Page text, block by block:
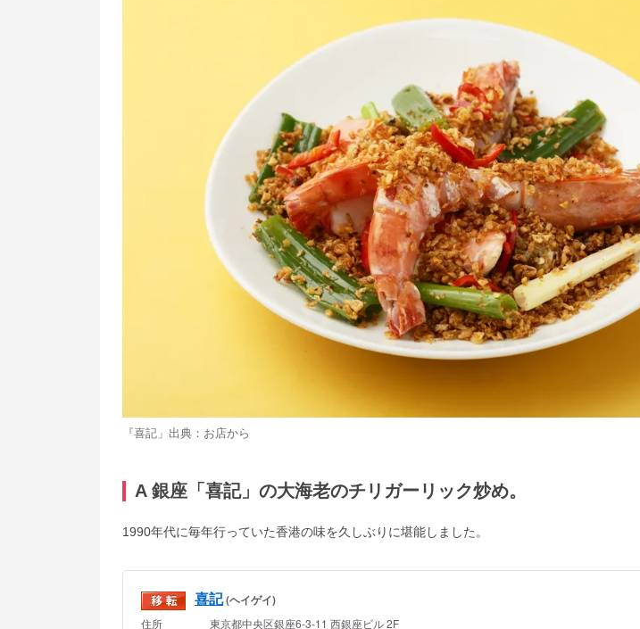
『喜記」出典： お店から
A 銀座「喜記」の大海老のチリガーリック炒め。
1990年代に毎年行っていた香港の味を久しぶりに堪能しました。